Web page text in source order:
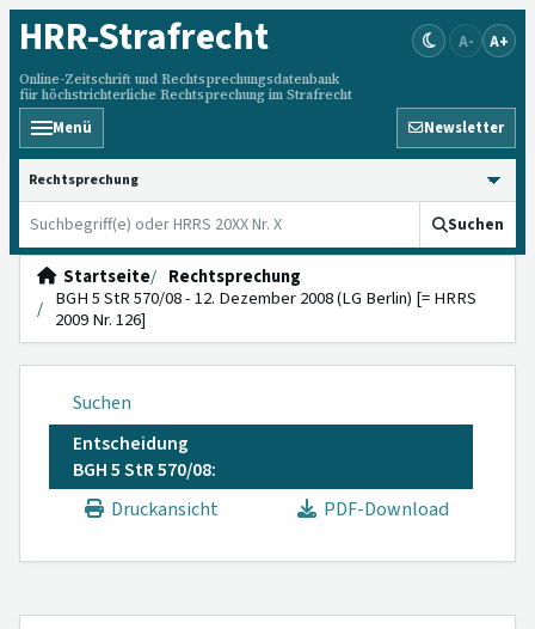
HRR-Strafrecht
Online-Zeitschrift und Rechtsprechungsdatenbank
für höchstrichterliche Rechtsprechung im Strafrecht
A- A+
Menü Newsletter
HRRS durchsuchen
Suchen
Startseite
Rechtsprechung
BGH 5 StR 570/08 - 12. Dezember 2008 (LG Berlin) [= HRRS
2009 Nr. 126]
Suchen
Entscheidung
BGH 5 StR 570/08:
Druckansicht
PDF-Download